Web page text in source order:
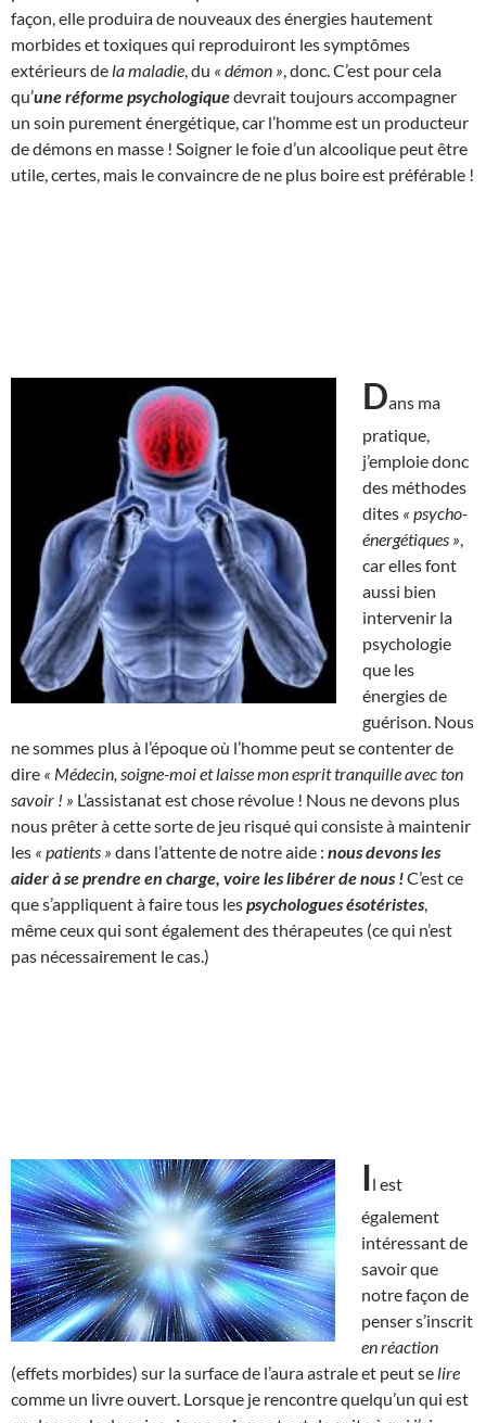
façon, elle produira de nouveaux des énergies hautement
morbides et toxiques qui reproduiront les symptômes
extérieurs de la maladie , du « démon » , donc. C’est pour cela
qu’une réforme psychologiquedevrait toujours accompagner
un soin purement énergétique, car l’homme est un producteur
de démons en masse ! Soigner le foie d’un alcoolique peut être
utile, certes, mais le convaincre de ne plus boire est préférable !
Dans ma
pratique,
j’emploie donc
des méthodes
dites « psycho-
énergétiques »
car elles font
aussi bien
intervenir la
psychologie
que les
énergies de
guérison. Nous
ne sommes plus à l’époque où l’homme peut se contenter de
dire « Médecin, soigne-moi et laisse mon esprit tranquille avec ton
savoir ! » L’assistanat est chose révolue ! Nous ne devons plus
nous prêter à cette sorte de jeu risqué qui consiste à maintenir
les « patients » dans l’attente de notre aide : nous devons les
aider à se prendre en charge, voire les libérer de nous !C’est ce
que s’appliquent à faire tous lespsychologues ésotéristes
même ceux qui sont également des thérapeutes (ce qui n’est
pas nécessairement le cas.)
Il est
également
intéressant de
savoir que
notre façon de
penser s’inscrit
en réaction
(effets morbides) sur la surface de l’aura astrale et peut se lire
comme un livre ouvert. Lorsque je rencontre quelqu’un qui est